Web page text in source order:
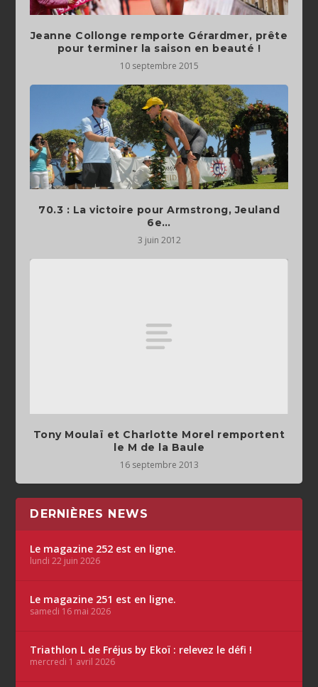
Jeanne Collonge remporte Gérardmer, prête
pour terminer la saison en beauté !
10 septembre 2015
70.3 : La victoire pour Armstrong, Jeuland
6e…
3 juin 2012
Tony Moulaï et Charlotte Morel remportent
le M de la Baule
16 septembre 2013
DERNIÈRES NEWS
Le magazine 252 est en ligne.
lundi 22 juin 2026
Le magazine 251 est en ligne.
samedi 16 mai 2026
Triathlon L de Fréjus by Ekoï : relevez le défi !
mercredi 1 avril 2026